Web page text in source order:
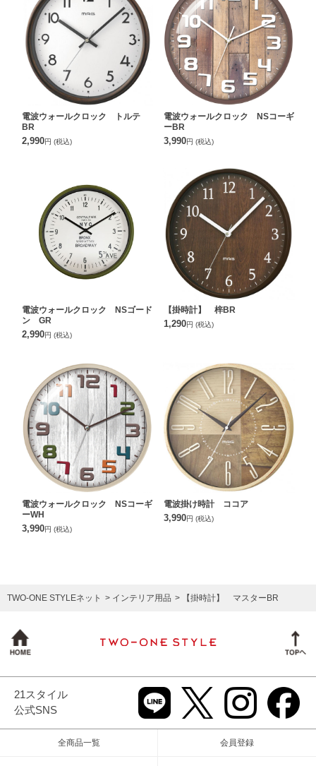
電波ウォールクロック トルテ
BR
2,990円 (税込)
電波ウォールクロック NSコーギ
ーBR
3,990円 (税込)
電波ウォールクロック NSゴード
ン GR
2,990円 (税込)
【掛時計】 梓BR
1,290円 (税込)
電波ウォールクロック NSコーギ
ーWH
3,990円 (税込)
電波掛け時計 ココア
3,990円 (税込)
TWO-ONE STYLEネット インテリア用品 【掛時計】 マスターBR
21スタイル
公式SNS
全商品一覧 会員登録